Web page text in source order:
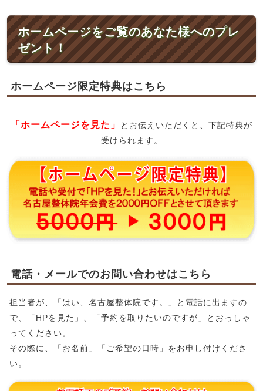
ホームページをご覧のあなた様へのプレ
ゼント！
ホームページ限定特典はこちら
「ホームページを見た」
とお伝えいただくと、下記特典が
受けられます。
電話・メールでのお問い合わせはこちら
担当者が、「はい、名古屋整体院です。」と電話に出ますの
で、「HPを見た」、「予約を取りたいのですが」とおっしゃ
ってください。
その際に、「お名前」「ご希望の日時」をお申し付けくださ
い。